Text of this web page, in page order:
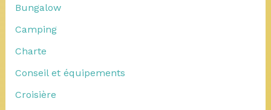
Bungalow
Camping
Charte
Conseil et équipements
Croisière